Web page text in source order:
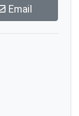
Email